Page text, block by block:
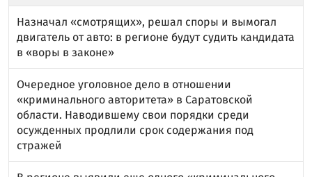
Назначал «смотрящих», решал споры и вымогал
двигатель от авто: в регионе будут судить кандидата
в «воры в законе»
Очередное уголовное дело в отношении
«криминального авторитета» в Саратовской
области. Наводившему свои порядки среди
осужденных продлили срок содержания под
стражей